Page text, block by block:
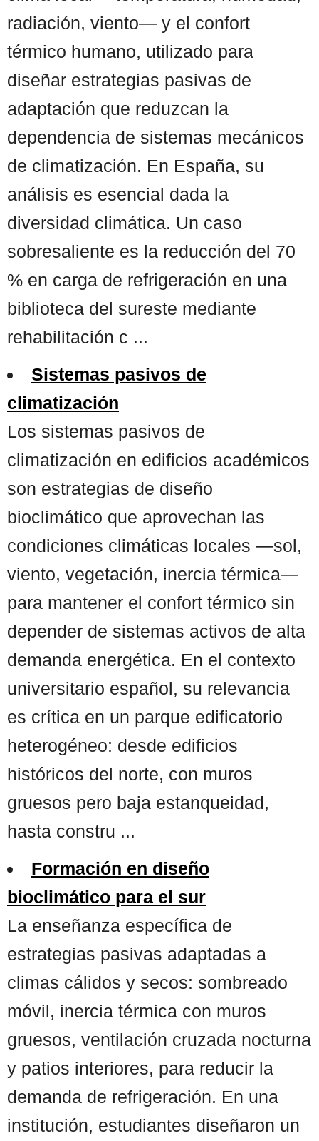
radiación, viento— y el confort
térmico humano, utilizado para
diseñar estrategias pasivas de
adaptación que reduzcan la
dependencia de sistemas mecánicos
de climatización. En España, su
análisis es esencial dada la
diversidad climática. Un caso
sobresaliente es la reducción del 70
% en carga de refrigeración en una
biblioteca del sureste mediante
rehabilitación c ...
Sistemas pasivos de
climatización
Los sistemas pasivos de
climatización en edificios académicos
son estrategias de diseño
bioclimático que aprovechan las
condiciones climáticas locales —sol,
viento, vegetación, inercia térmica—
para mantener el confort térmico sin
depender de sistemas activos de alta
demanda energética. En el contexto
universitario español, su relevancia
es crítica en un parque edificatorio
heterogéneo: desde edificios
históricos del norte, con muros
gruesos pero baja estanqueidad,
hasta constru ...
Formación en diseño
bioclimático para el sur
La enseñanza específica de
estrategias pasivas adaptadas a
climas cálidos y secos: sombreado
móvil, inercia térmica con muros
gruesos, ventilación cruzada nocturna
y patios interiores, para reducir la
demanda de refrigeración. En una
institución, estudiantes diseñaron un